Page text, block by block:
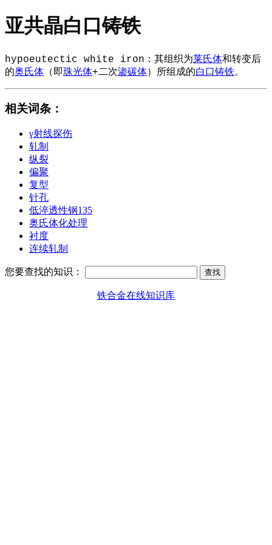
亚共晶白口铸铁
hypoeutectic white iron：其组织为莱氏体和转变后
的奥氏体 （即珠光体+二次渗碳体）所组成的白口铸铁。
相关词条 ：
γ射线探伤
轧制
纵裂
偏聚
复型
针孔
低淬透性钢135
奥氏体化处理
衬度
连续轧制
您要查找的知识：
铁合金在线知识库